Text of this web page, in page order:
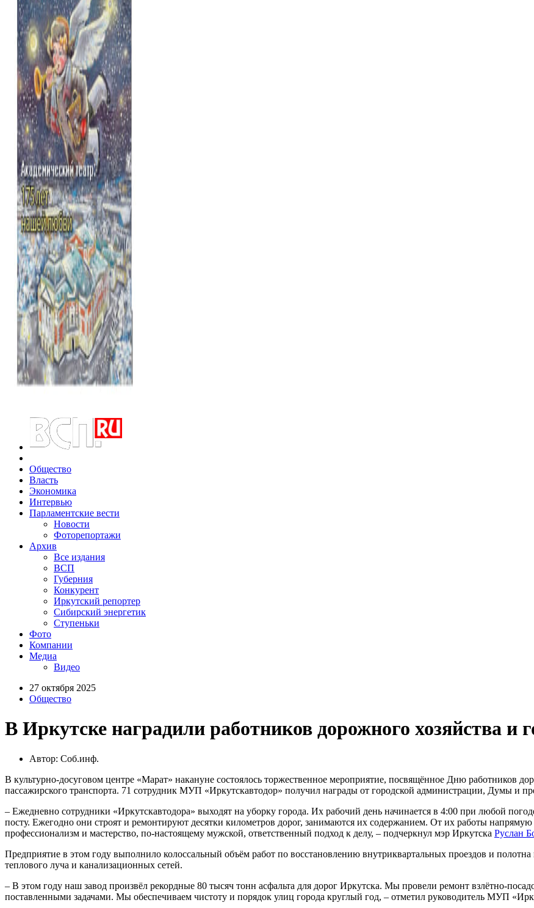
Общество
Власть
Экономика
Интервью
Парламентские вести
Новости
Фоторепортажи
Архив
Все издания
ВСП
Губерния
Конкурент
Иркутский репортер
Сибирский энергетик
Ступеньки
Фото
Компании
Медиа
Видео
27 октября 2025
Общество
В Иркутске наградили работников дорожного хозяйства и
Автор: Соб.инф.
В культурно-досуговом центре «Марат» накануне состоялось торжественное мероприятие, посвящённое Дню работников
пассажирского транспорта. 71 сотрудник МУП «Иркутскавтодор» получил награды от городской администрации, Думы и
– Ежедневно сотрудники «Иркутскавтодора» выходят на уборку города. Их рабочий день начинается в 4:00 при любой
посту. Ежегодно они строят и ремонтируют десятки километров дорог, занимаются их содержанием. От их работы
профессионализм и мастерство, по-настоящему мужской, ответственный подход к делу, – подчеркнул мэр Иркутска Руслан
Предприятие в этом году выполнило колоссальный объём работ по восстановлению внутриквартальных проездов и
теплового луча и канализационных сетей.
– В этом году наш завод произвёл рекордные 80 тысяч тонн асфальта для дорог Иркутска. Мы провели ремонт взлётно-
поставленными задачами. Мы обеспечиваем чистоту и порядок улиц города круглый год, – отметил руководитель МУП